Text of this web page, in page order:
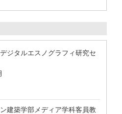
ジタルエスノグラフィ研究セ
建築学部メディア学科客員教